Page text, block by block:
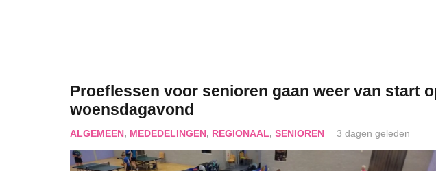
Proeflessen voor senioren gaan weer van start
woensdagavond
ALGEMEEN, MEDEDELINGEN, REGIONAAL, SENIOREN 3 dagen geleden